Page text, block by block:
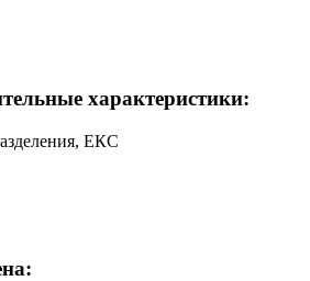
характеристики:
ЕКС